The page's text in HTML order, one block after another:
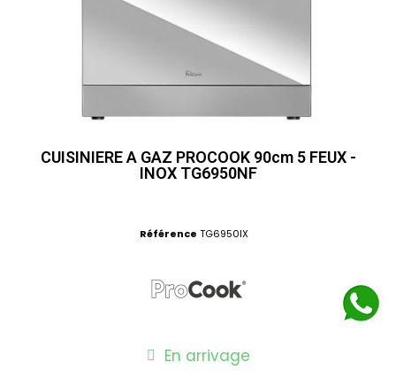
CUISINIERE A GAZ PROCOOK 90cm 5 FEUX -
INOX TG6950NF
Référence TG6950IX
En arrivage